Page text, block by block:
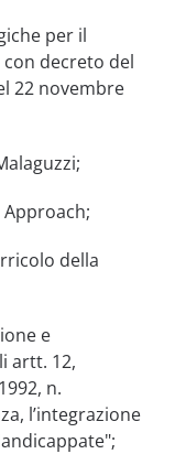
per il
decreto del
22 novembre
della
e
artt. 12,
n.
l’integrazione